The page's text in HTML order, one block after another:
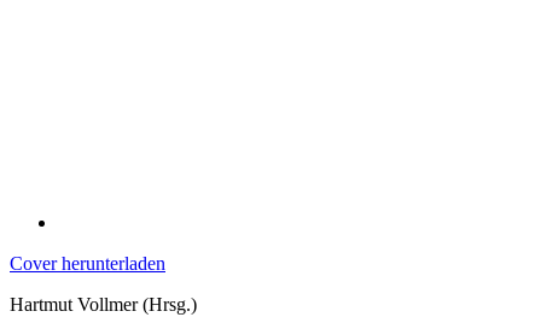
Cover herunterladen
Hartmut Vollmer (Hrsg.)